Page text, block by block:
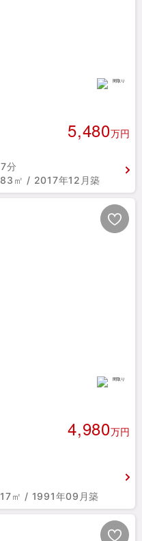
5,480万円
分
㎡ / 2017年12月築
4,980万円
㎡ / 1991年09月築